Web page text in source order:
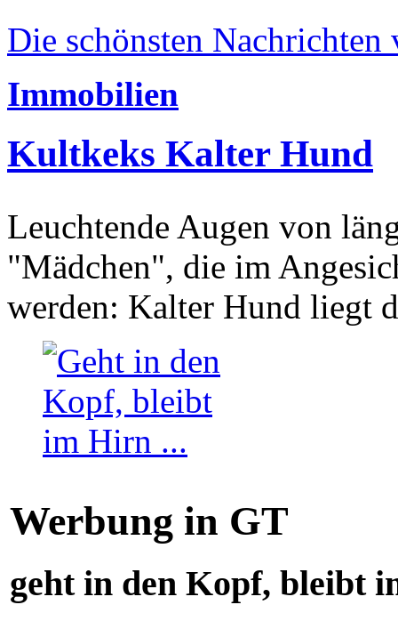
Die schönsten Nachrichten
Immobilien
Kultkeks Kalter Hund
Leuchtende Augen von
"Mädchen", die im
werden: Kalter Hund liegt
Werbung in GT
geht in den Kopf, bleibt